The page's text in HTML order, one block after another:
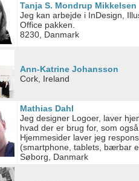
Tanja S. Mondrup Mikkelsen
Jeg kan arbejde i InDesign,
Office pakken.
8230, Danmark
Ann-Katrine Johansson
Cork, Ireland
Mathias Dahl
Jeg designer Logoer, laver
hvad der er brug for, som
Hjemmesider laver jeg
(smartphone, tablets, bærbar
Søborg, Danmark
actively requested